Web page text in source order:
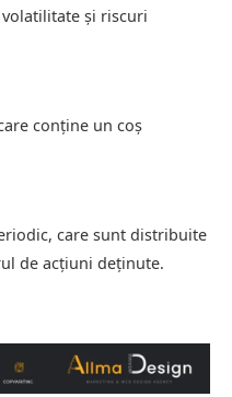
și riscuri
conține un coș
care sunt distribuite
de acțiuni deținute.